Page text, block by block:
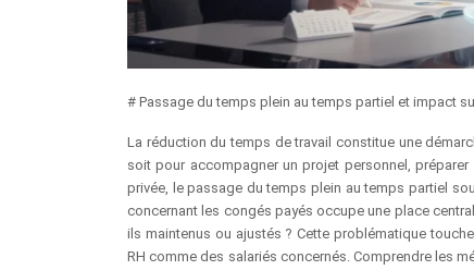
# Passage du temps plein au temps partiel et impact
La réduction du temps de travail constitue une
soit pour accompagner un projet personnel,
privée, le passage du temps plein au temps partiel
concernant les congés payés occupe une place
ils maintenus ou ajustés ? Cette problématique
RH comme des salariés concernés. Comprendre les